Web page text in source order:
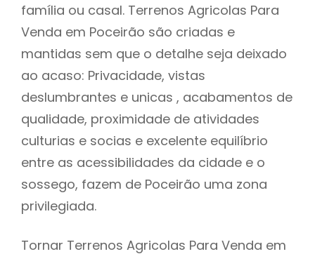
família ou casal. Terrenos Agricolas Para
Venda em Poceirão são criadas e
mantidas sem que o detalhe seja deixado
ao acaso: Privacidade, vistas
deslumbrantes e unicas , acabamentos de
qualidade, proximidade de atividades
culturias e socias e excelente equilíbrio
entre as acessibilidades da cidade e o
sossego, fazem de Poceirão uma zona
privilegiada.
Tornar Terrenos Agricolas Para Venda em